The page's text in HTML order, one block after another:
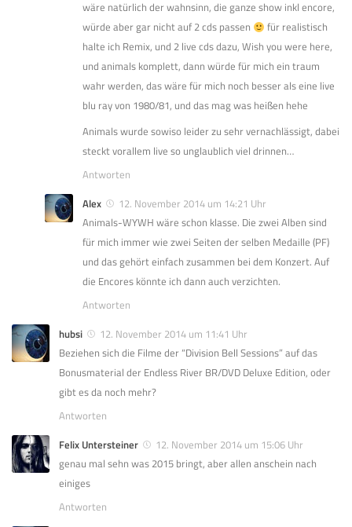
wäre natürlich der wahnsinn, die ganze show inkl encore,
würde aber gar nicht auf 2 cds passen
für realistisch
halte ich Remix, und 2 live cds dazu, Wish you were here,
und animals komplett, dann würde für mich ein traum
wahr werden, das wäre für mich noch besser als eine live
blu ray von 1980/81, und das mag was heißen hehe
Animals wurde sowiso leider zu sehr vernachlässigt, dabei
steckt vorallem live so unglaublich viel drinnen…
Antworten
Alex
12. November 2014 um 14:21 Uhr
Animals-WYWH wäre schon klasse. Die zwei Alben sind
für mich immer wie zwei Seiten der selben Medaille (PF)
und das gehört einfach zusammen bei dem Konzert. Auf
die Encores könnte ich dann auch verzichten.
Antworten
hubsi
12. November 2014 um 11:41 Uhr
Beziehen sich die Filme der “Division Bell Sessions” auf das
Bonusmaterial der Endless River BR/DVD Deluxe Edition, oder
gibt es da noch mehr?
Antworten
Felix Untersteiner
12. November 2014 um 15:06 Uhr
genau mal sehn was 2015 bringt, aber allen anschein nach
einiges
Antworten